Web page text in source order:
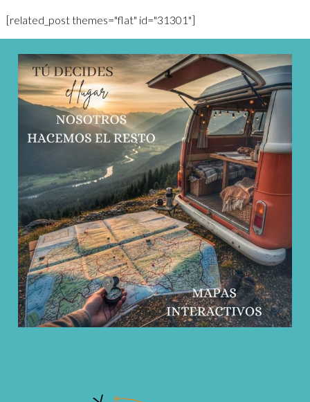
[related_post themes="flat" id="31301"]